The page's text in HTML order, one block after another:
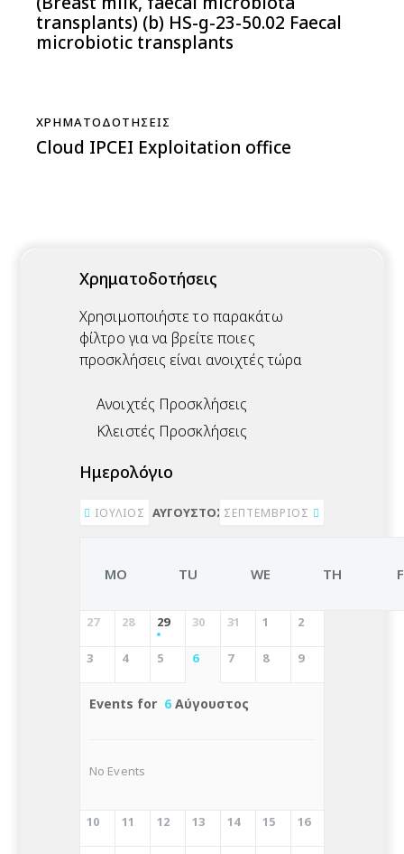
transplants) (b) HS-g-23-50.02 Faecal
microbiotic transplants
ΧΡΗΜΑΤΟΔΟΤΉΣΕΙΣ
Cloud IPCEI Exploitation office
Χρηματοδοτήσεις
Χρησιμοποιήστε το παρακάτω
φίλτρο για να βρείτε ποιες
προσκλήσεις είναι ανοιχτές τώρα
Ανοιχτές Προσκλήσεις
Κλειστές Προσκλήσεις
Ημερολόγιο
ΙΟΎΛΙΟΣ ΑΎΓΟΥΣΤΟΣ 2026ΣΕΠΤΈΜΒΡΙΟΣ
MO TU WE TH
27 28 29 30 31 1 2
3 4 5 6 7 8 9
Events for 6Αύγουστος
No Events
10 11 12 13 14 15 16